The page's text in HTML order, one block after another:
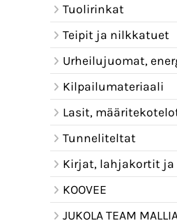
Tuolirinkat
Teipit ja nilkkatuet
Urheilujuomat, energiat ja
Kilpailumateriaali
Lasit, määritekotelot ja
Tunneliteltat
Kirjat, lahjakortit ja
KOOVEE
JUKOLA TEAM